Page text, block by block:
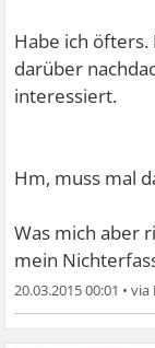
Habe ich öfters.
darüber
interessiert.
Hm, muss mal
Was mich aber
mein
20.03.2015 00:01 •